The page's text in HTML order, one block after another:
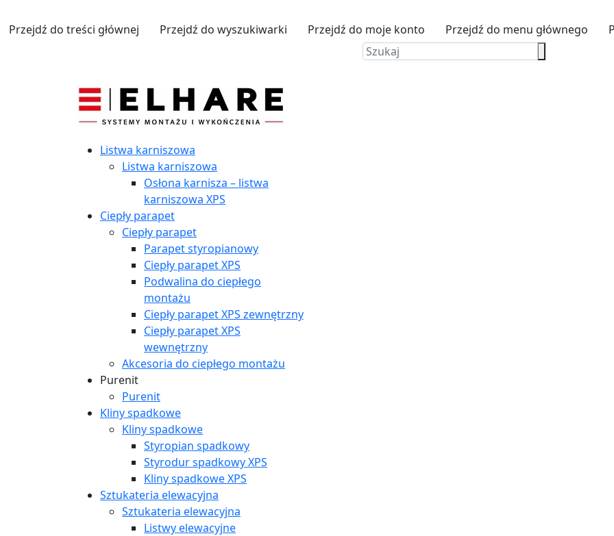
Przejdź do treści głównej Przejdź do wyszukiwarki Przejdź do moje konto Przejdź do menu głównego
Listwa karniszowa
Listwa karniszowa
Osłona karnisza – listwa
karniszowa XPS
Ciepły parapet
Ciepły parapet
Parapet styropianowy
Ciepły parapet XPS
Podwalina do ciepłego
montażu
Ciepły parapet XPS zewnętrzny
Ciepły parapet XPS
wewnętrzny
Akcesoria do ciepłego montażu
Purenit
Purenit
Kliny spadkowe
Kliny spadkowe
Styropian spadkowy
Styrodur spadkowy XPS
Kliny spadkowe XPS
Sztukateria elewacyjna
Sztukateria elewacyjna
Listwy elewacyjne